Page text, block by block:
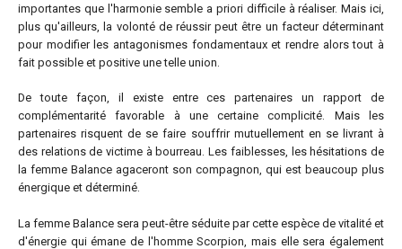
importantes que l'harmonie semble a priori difficile à réaliser. Mais ici,
plus qu'ailleurs, la volonté de réussir peut être un facteur déterminant
pour modifier les antagonismes fondamentaux et rendre alors tout à
fait possible et positive une telle union.
De toute façon, il existe entre ces partenaires un rapport de
complémentarité favorable à une certaine complicité. Mais les
partenaires risquent de se faire souffrir mutuellement en se livrant à
des relations de victime à bourreau. Les faiblesses, les hésitations de
la femme Balance agaceront son compagnon, qui est beaucoup plus
énergique et déterminé.
La femme Balance sera peut-être séduite par cette espèce de vitalité et
d'énergie qui émane de l'homme Scorpion, mais elle sera également